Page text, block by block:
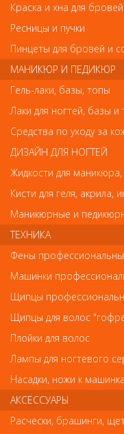
Бигуди, коклюшки, шейперы
Бигуди-коклюшки
длина 9см (12шт)
324руб.-
Наш магазин
Богатырский 42
Гипермаркет «ОКЕЙ»
м. Старая деревня,
тел. 938-46-68, 244-94-00
Краска и хна для
Ресницы и пучки
Пинцеты для бровей и
МАНИКЮР И ПЕДИКЮР
Гель-лаки, базы, топы
Лаки для ногтей, базы и
Средства по уходу за
ДИЗАЙН ДЛЯ НОГТЕЙ
Жидкости для
Кисти для геля, акрила,
Маникюрные и
ТЕХНИКА
Фены
Машинки
Щипцы
Щипцы для волос
Плойки для волос
Лампы для ногтевого
Насадки, ножи к
АКСЕССУАРЫ
Расчески, брашинги,